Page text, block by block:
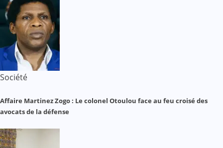
Société
Affaire Martinez Zogo : Le colonel Otoulou face au feu croisé des
avocats de la défense